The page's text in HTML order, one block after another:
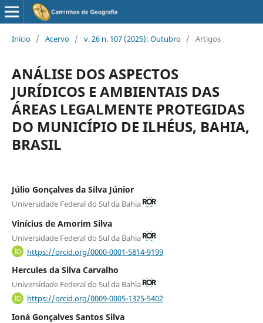
Início / Acervo / v. 26 n. 107 (2025): Outubro / Artigos
ANÁLISE DOS ASPECTOS
JURÍDICOS E AMBIENTAIS DAS
ÁREAS LEGALMENTE PROTEGIDAS
DO MUNICÍPIO DE ILHÉUS, BAHIA,
BRASIL
Júlio Gonçalves da Silva Júnior
Universidade Federal do Sul da Bahia
Vinícius de Amorim Silva
Universidade Federal do Sul da Bahia
https://orcid.org/0000-0001-5814-9199
Hercules da Silva Carvalho
Universidade Federal do Sul da Bahia
https://orcid.org/0009-0005-1325-5402
Ioná Gonçalves Santos Silva